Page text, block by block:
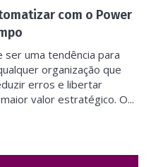
com o Power
ser uma tendência para
organização que
erros e libertar
valor estratégico. O...